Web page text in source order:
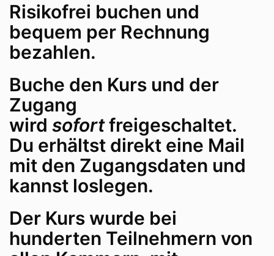
Risikofrei buchen und
bequem per Rechnung
bezahlen.
Buche den Kurs und der
Zugang
wird sofortfreigeschaltet.
Du erhältst direkt eine Mail
mit den Zugangsdaten und
kannst loslegen.
Der Kurs wurde bei
hunderten Teilnehmern von